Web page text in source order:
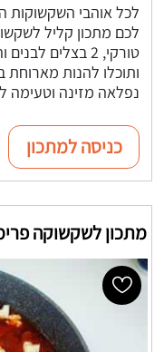
לכל אוהבי השקשוקות
לכם מתכון קליל
טורקי, 2 בצלים
ותוכלו להנות
נפלאה מזינה וטעימה
כניסה למתכון
מתכון לשקשוקה פרימיום 8 סוגי